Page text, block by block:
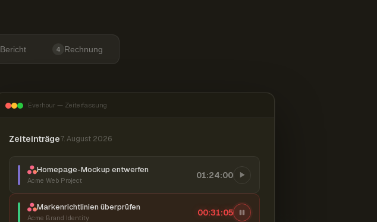
Bericht 4 Rechnung
Everhour — Zeiterfassung
Zeiteinträge7. August 2026
Homepage-Mockup entwerfen
Acme Web Project
01:24:00
Markenrichtlinien überprüfen
Acme Brand Identity
00:31:06